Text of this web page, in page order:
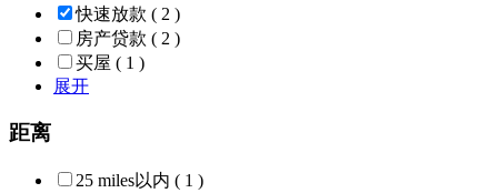
快速放款 ( 2 )
房产贷款 ( 2 )
买屋 ( 1 )
展开
距离
25 miles以内 ( 1 )